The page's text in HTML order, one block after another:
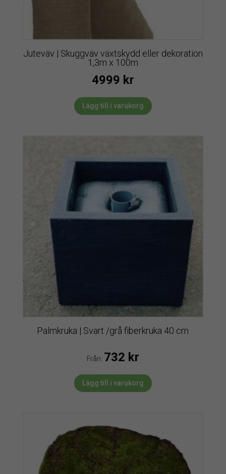
Juteväv | Skuggväv växtskydd eller dekoration
1,3m x 100m
4999 kr
Lägg till i varukorg
Palmkruka | Svart /grå fiberkruka 40 cm
Från: 732 kr
Lägg till i varukorg